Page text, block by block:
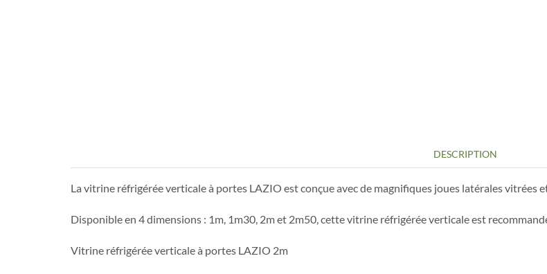
DESCRIPTION
La vitrine réfrigérée verticale à portes LAZIO est conçue avec de magnifiques joues latérales vitrées
Disponible en 4 dimensions : 1m, 1m30, 2m et 2m50, cette vitrine réfrigérée verticale est
Vitrine réfrigérée verticale à portes LAZIO 2m